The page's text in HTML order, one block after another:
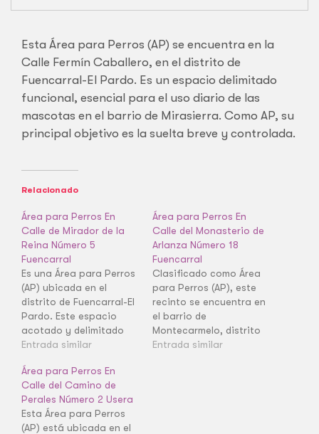
Esta Área para Perros (AP) se encuentra en la
Calle Fermín Caballero, en el distrito de
Fuencarral-El Pardo. Es un espacio delimitado
funcional, esencial para el uso diario de las
mascotas en el barrio de Mirasierra. Como AP, su
principal objetivo es la suelta breve y controlada.
Relacionado
Área para Perros En
Calle de Mirador de la
Reina Número 5
Fuencarral
Es una Área para Perros
(AP) ubicada en el
distrito de Fuencarral-El
Pardo. Este espacio
acotado y delimitado
ofrece un lugar
esparcimiento canino
en el barrio de El Pardo,
facilitando la suelta
controlada.
Entrada similar
Área para Perros En
Calle del Monasterio de
Arlanza Número 18
Fuencarral
Clasificado como Área
para Perros (AP), este
recinto se encuentra en
el barrio de
Montecarmelo, distrito
de Fuencarral-El Pardo.
Entrada similar
Área para Perros En
Calle del Camino de
Perales Número 2 Usera
Esta Área para Perros
(AP) está ubicada en el